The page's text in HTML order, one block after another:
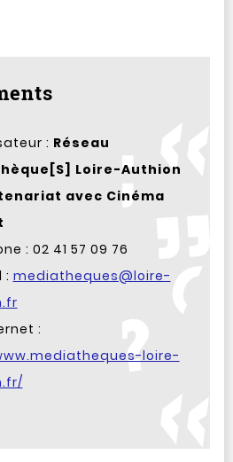
: Réseau
Loire-Authion
avec Cinéma
: 02 41 57 09 76
: mediatheques@loire-
:
loire-